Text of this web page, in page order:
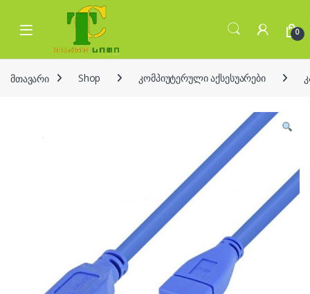
Skip to navigation
Skip to content
Open 0
მთავარი Shop კომპიუტერული აქსესუარები